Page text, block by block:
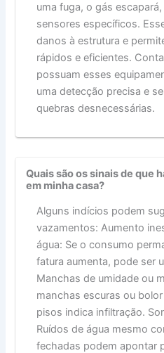
uma fuga, o gás
sensores específicos.
danos à estrutura e
rápidos e eficientes.
possuam esses
uma detecção precisa e
quebras desnecessárias.
Quais são os sinais de que
em minha casa?
Alguns indícios podem
vazamentos: Aumento
água: Se o consumo
fatura aumenta, pode ser
Manchas de umidade ou
manchas escuras ou
pisos indica infiltração.
Ruídos de água mesmo
fechadas podem apontar